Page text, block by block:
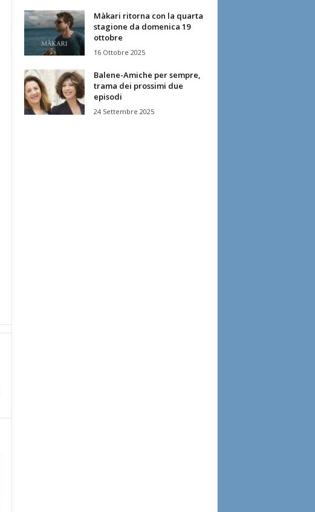
Màkari ritorna con la quarta
stagione da domenica 19
ottobre
16 Ottobre 2025
Balene-Amiche per sempre,
trama dei prossimi due
episodi
24 Settembre 2025